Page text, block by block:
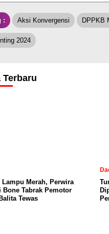
: Aksi Konvergensi DPPKB
2024
Terbaru
Lampu Merah, Perwira
Bone Tabrak Pemotor
Tewas